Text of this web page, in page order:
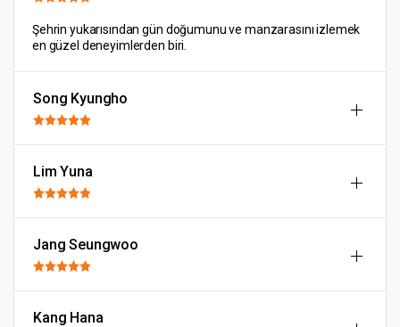
Şehrin yukarısından gün doğumunu ve manzarasını izlemek
en güzel deneyimlerden biri.
Song Kyungho
Lim Yuna
Jang Seungwoo
Kang Hana